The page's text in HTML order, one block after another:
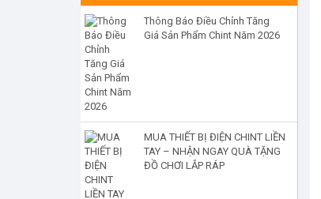
Thông Báo Điều Chỉnh Tăng
Giá Sản Phẩm Chint Năm 2026
MUA THIẾT BỊ ĐIỆN CHINT LIỀN
TAY – NHẬN NGAY QUÀ TẶNG
ĐỒ CHƠI LẮP RÁP